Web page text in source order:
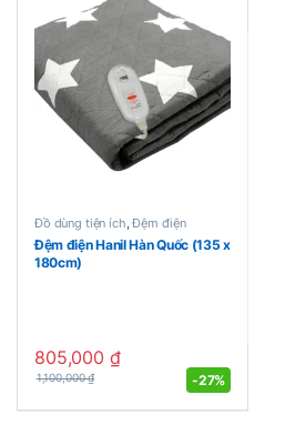
Đồ dùng tiện ích,Đệm điện
Đệm điện Hanil Hàn Quốc (135 x
180cm)
805,000 ₫
1,100,000₫ -27%